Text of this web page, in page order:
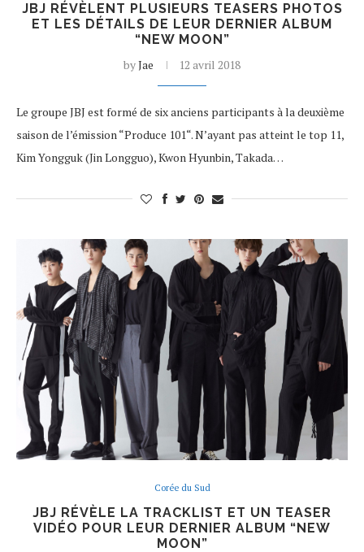
JBJ RÉVÈLENT PLUSIEURS TEASERS PHOTOS
ET LES DÉTAILS DE LEUR DERNIER ALBUM
“NEW MOON”
byJae 12 avril 2018
Le groupe JBJ est formé de six anciens participants à la deuxième
saison de l’émission “Produce 101“. N’ayant pas atteint le top 11,
Kim Yongguk (Jin Longguo), Kwon Hyunbin, Takada…
Corée du Sud
JBJ RÉVÈLE LA TRACKLIST ET UN TEASER
VIDÉO POUR LEUR DERNIER ALBUM “NEW
MOON”